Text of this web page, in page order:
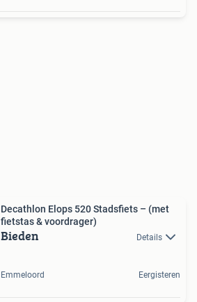
Decathlon Elops 520 Stadsfiets – (met
fietstas & voordrager)
Bieden Details
Emmeloord Eergisteren